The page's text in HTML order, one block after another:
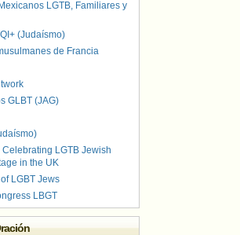
LGTB, Familiares y
(Judaísmo)
de Francia
GLBT (JAG)
LGTB Jewish
in the UK
LGBT Jews
LBGT